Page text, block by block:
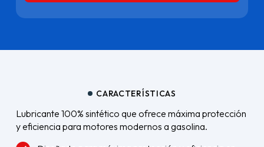
CARACTERÍSTICAS
Lubricante 100% sintético que ofrece máxima protección
y eficiencia para motores modernos a gasolina.